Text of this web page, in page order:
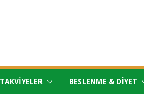
TAKVIYELER BESLENME & DIYET